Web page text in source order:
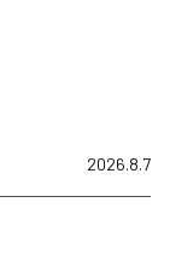
2026.8.7